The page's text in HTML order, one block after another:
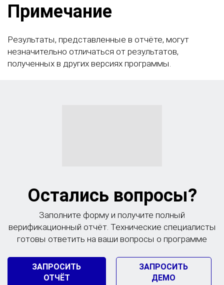
Примечание
Результаты, представленные в отчёте, могут
незначительно отличаться от результатов,
полученных в других версиях программы.
Остались вопросы?
Заполните форму и получите полный
верификационный отчёт. Технические специалисты
готовы ответить на ваши вопросы о программе
ЗАПРОСИТЬ
ОТЧЁТ
ЗАПРОСИТЬ
ДЕМО